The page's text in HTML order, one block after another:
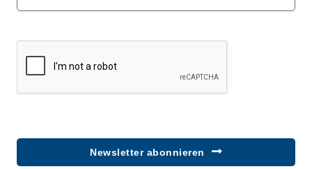
Newsletter abonnieren